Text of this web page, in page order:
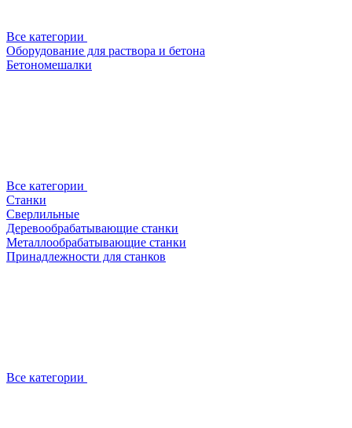
Все категории
Оборудование для раствора и бетона
Бетономешалки
Все категории
Станки
Сверлильные
Деревообрабатывающие станки
Металлообрабатывающие станки
Принадлежности для станков
Все категории